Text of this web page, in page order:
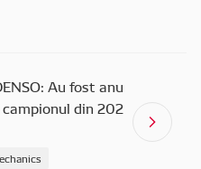
Au fost anu
din 202